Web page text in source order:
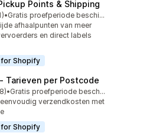
Points & Shipping
sterren
in totaal
•
Gratis proefperiode beschikbaar
afhaalpunten van meer
en direct labels
Shopify
Tarieven per Postcode
sterren
in totaal
•
Gratis proefperiode beschikbaar
verzendkosten met
Shopify